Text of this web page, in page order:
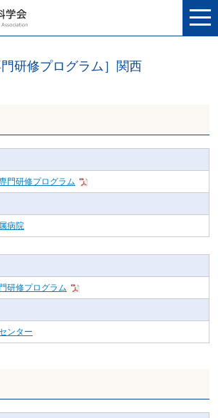
門研修プログラム］関西
門研修プログラム
病院
研修プログラム
ンター